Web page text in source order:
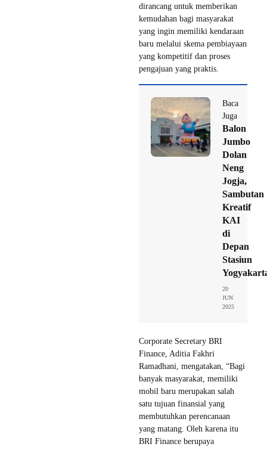
dirancang untuk memberikan
kemudahan bagi masyarakat
yang ingin memiliki kendaraan
baru melalui skema pembiayaan
yang kompetitif dan proses
pengajuan yang praktis.
Baca
Juga
Balon
Jumbo
Dolan
Neng
Jogja,
Sambutan
Kreatif
KAI
di
Depan
Stasiun
20
JUN
2025
Corporate Secretary BRI
Finance, Aditia Fakhri
Ramadhani, mengatakan, “Bagi
banyak masyarakat, memiliki
mobil baru merupakan salah
satu tujuan finansial yang
membutuhkan perencanaan
yang matang. Oleh karena itu
BRI Finance berupaya